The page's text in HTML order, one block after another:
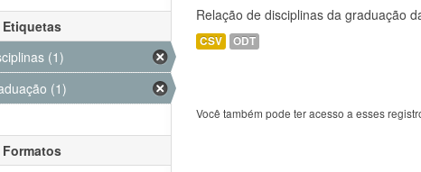
Relação de disciplinas da graduação
CSV ODT
Você também pode ter acesso a esses
Etiquetas
(1)
(1)
Formatos